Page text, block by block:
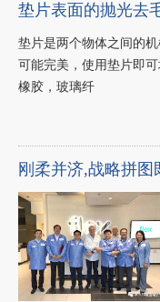
垫片表面的抛光去
垫片是两个物体之间的
可能完美，使用垫片即
橡胶，玻璃纤
刚柔并济,战略拼